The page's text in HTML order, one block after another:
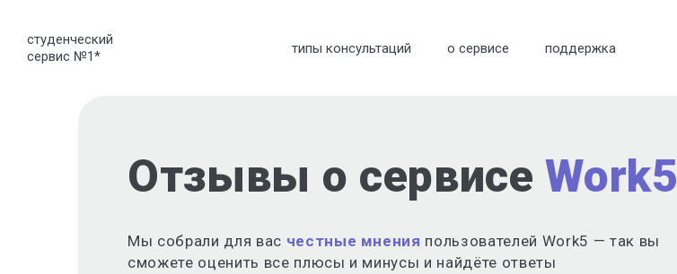
студенческий
сервис №1* типы консультаций о сервисе поддержка
Отзывы о сервисеWork5
Мы собрали для вас честные мнения пользователей Work5 — так вы
сможете оценить все плюсы и минусы и найдёте ответы